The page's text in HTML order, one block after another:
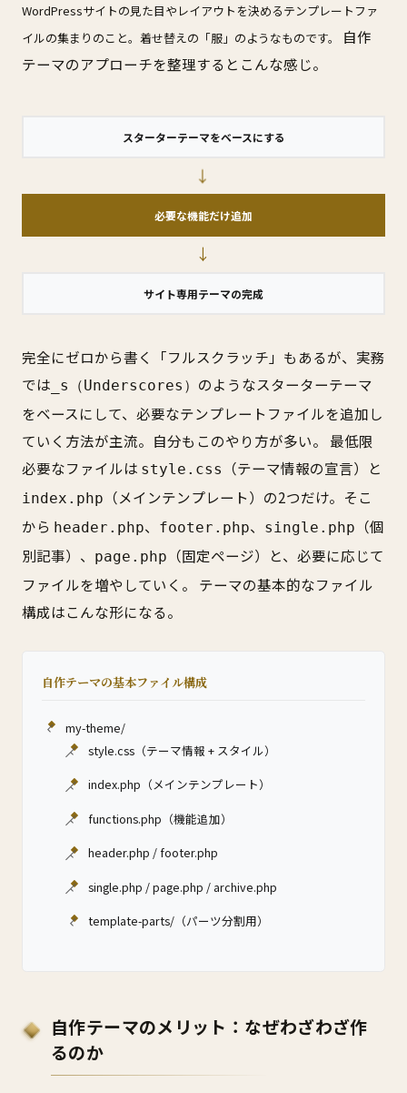
WordPressサイトの見た目やレイアウトを決めるテンプレートファ
イルの集まりのこと。着せ替えの「服」のようなものです。
自作
テーマのアプローチを整理するとこんな感じ。
スターターテーマをベースにする
→
必要な機能だけ追加
→
サイト専用テーマの完成
完全にゼロから書く「フルスクラッチ」もあるが、実務
では _s（Underscores） のようなスターターテーマ
をベースにして、必要なテンプレートファイルを追加し
ていく方法が主流。自分もこのやり方が多い。 最低限
必要なファイルは style.css （テーマ情報の宣言）と
index.php
（メインテンプレート）の2つだけ。そこ
から header.php、 footer.php、 single.php
（個
別記事）、
page.php
（固定ページ）と、必要に応じて
ファイルを増やしていく。 テーマの基本的なファイル
構成はこんな形になる。
自作テーマの基本ファイル構成
my-theme/
style.css（テーマ情報 + スタイル）
index.php（メインテンプレート）
functions.php（機能追加）
header.php / footer.php
single.php / page.php / archive.php
template-parts/（パーツ分割用）
自作テーマのメリット：なぜわざわざ作
るのか